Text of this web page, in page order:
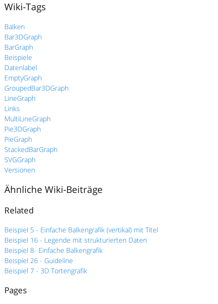
Wiki-Tags
Balken
Bar3DGraph
BarGraph
Beispiele
Datenlabel
EmptyGraph
GroupedBar3DGraph
LineGraph
Links
MultiLineGraph
Pie3DGraph
PieGraph
StackedBarGraph
SVGGraph
Versionen
Ähnliche Wiki-Beiträge
Related
Beispiel 5 - Einfache Balkengrafik (vertikal) mit Titel
Beispiel 16 - Legende mit strukturierten Daten
Beispiel 8- Einfache Balkengrafik
Beispiel 26 - Guideline
Beispiel 7 - 3D Tortengrafik
Pages